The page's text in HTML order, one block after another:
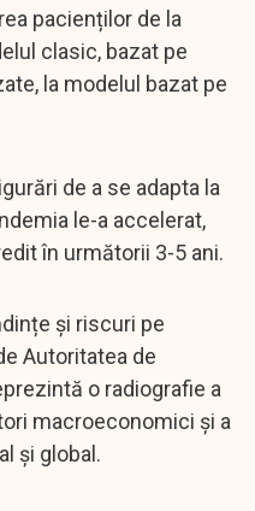
pacienților de la
clasic, bazat pe
la modelul bazat pe
de a se adapta la
le-a accelerat,
în următorii 3-5 ani.
și riscuri pe
Autoritatea de
o radiografie a
macroeconomici și a
și global.